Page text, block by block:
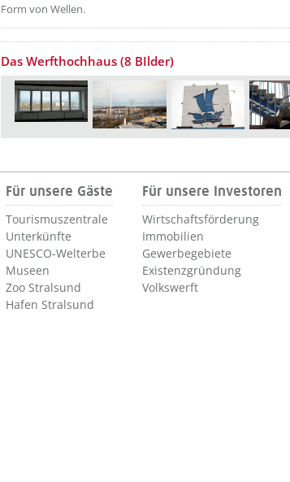
Form von Wellen.
??? absaetzeOben[2]/titel ???
Das Werfthochhaus (8 BIlder)
Für unsere Gäste
Tourismuszentrale
Unterkünfte
UNESCO-Welterbe
Museen
Zoo Stralsund
Hafen Stralsund
Für unsere Investoren
Wirtschaftsförderung
Immobilien
Gewerbegebiete
Existenzgründung
Volkswerft